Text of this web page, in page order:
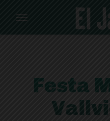
Festa